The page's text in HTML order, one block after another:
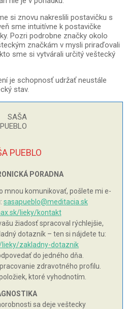
si znovu nakreslili postavičku s
sme intuitívne k postavičke
Pozri podrobne značky okolo
značkám v mysli priraďovali
sme si vytvárali určitý veštecký
je schopnosť udržať neustále
stav.
PUEBLO
PORADNA
mnou komunikovať, pošlete mi e-
sasapueblo@meditacia.sk
lieky/kontakt
žiadosť spracoval rýchlejšie,
dotazník – ten si nájdete tu:
zakladny-dotaznik
do jedného dňa.
zdravotného profilu.
ktoré vyhodnotím.
sa deje veštecky